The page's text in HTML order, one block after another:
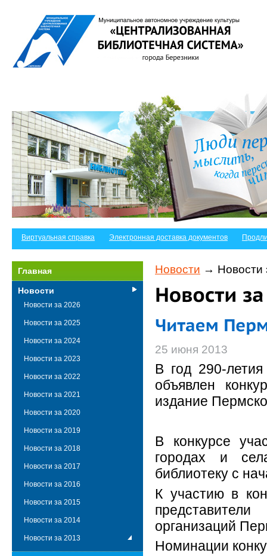
Виртуальная справка Электронная доставка документов
Новости → Новости
25 июня 2013
В год 290-
объявлен
издание
В конкурсе
городах и
библиотеку с
К участию в
организаций
Номинации
Главная
Новости
Новости за 2026
Новости за 2025
Новости за 2024
Новости за 2023
Новости за 2022
Новости за 2021
Новости за 2020
Новости за 2019
Новости за 2018
Новости за 2017
Новости за 2016
Новости за 2015
Новости за 2014
Новости за 2013